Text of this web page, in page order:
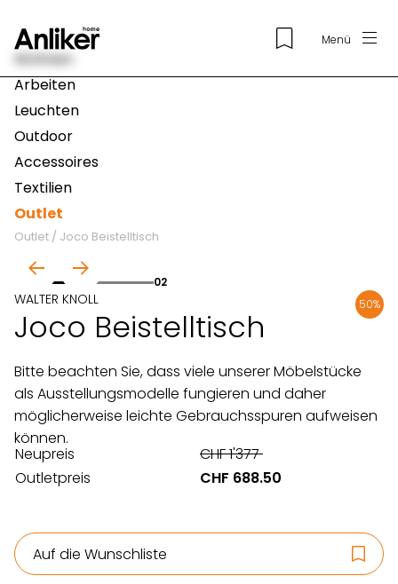
Menü
Wohnen
Arbeiten
Leuchten
Outdoor
Accessoires
Textilien
Outlet
Outlet / Joco Beistelltisch
02
50%
WALTER KNOLL
Joco Beistelltisch
Bitte beachten Sie, dass viele unserer Möbelstücke
als Ausstellungsmodelle fungieren und daher
möglicherweise leichte Gebrauchsspuren aufweisen
können.
Neupreis
CHF 1'377
Outletpreis
CHF 688.50
Auf die Wunschliste